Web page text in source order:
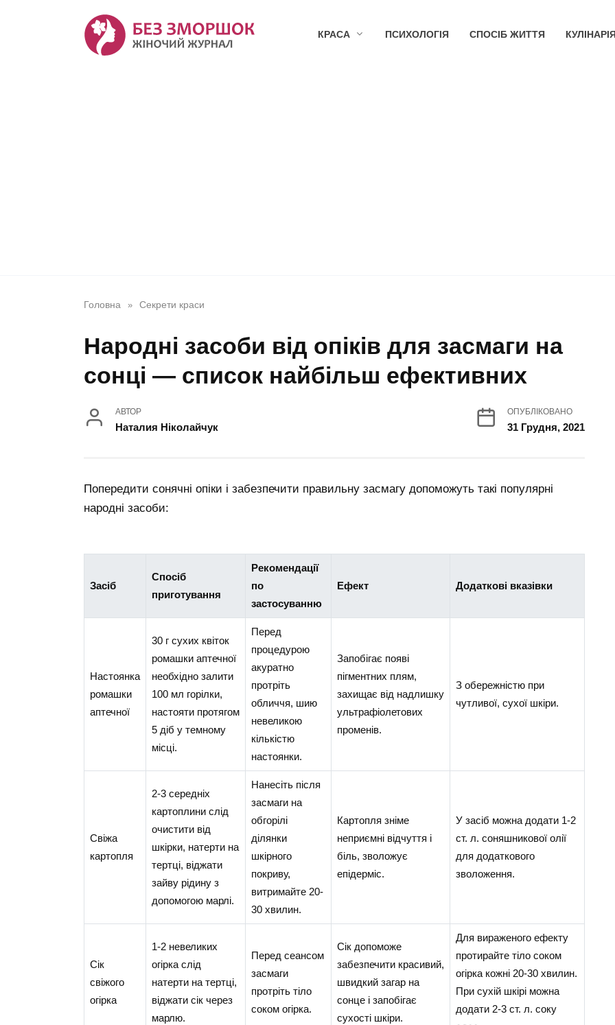
КРАСА ПСИХОЛОГІЯ СПОСІБ ЖИТТЯ КУЛІНАРІЯ
Головна » Секрети краси
Народні засоби від опіків для засмаги на
сонці — список найбільш ефективних
АВТОР
Наталия Ніколайчук
ОПУБЛІКОВАНО
31 Грудня, 2021
Попередити сонячні опіки і забезпечити правильну засмагу допоможуть такі популярні
народні засоби:
Засіб
Спосіб
приготування
Рекомендації
по
застосуванню
Ефект Додаткові вказівки
Настоянка
ромашки
аптечної
30 г сухих квіток
ромашки аптечної
необхідно залити
100 мл горілки,
настояти протягом
5 діб у темному
місці.
Перед
процедурою
акуратно
протріть
обличчя, шию
невеликою
кількістю
настоянки.
Запобігає появі
пігментних плям,
захищає від надлишку
ультрафіолетових
променів.
З обережністю при
чутливої, сухої шкіри.
Свіжа
картопля
2-3 середніх
картоплини слід
очистити від
шкірки, натерти на
тертці, віджати
зайву рідину з
допомогою марлі.
Нанесіть після
засмаги на
обгорілі
ділянки
шкірного
покриву,
витримайте 20-
30 хвилин.
Картопля зніме
неприємні відчуття і
біль, зволожує
епідерміс.
У засіб можна додати 1-2
ст. л. соняшникової олії
для додаткового
зволоження.
Сік
свіжого
огірка
1-2 невеликих
огірка слід
натерти на тертці,
віджати сік через
марлю.
Перед сеансом
засмаги
протріть тіло
соком огірка.
Сік допоможе
забезпечити красивий,
швидкий загар на
сонце і запобігає
сухості шкіри.
Для вираженого ефекту
протирайте тіло соком
огірка кожні 20-30 хвилин.
При сухій шкірі можна
додати 2-3 ст. л. соку